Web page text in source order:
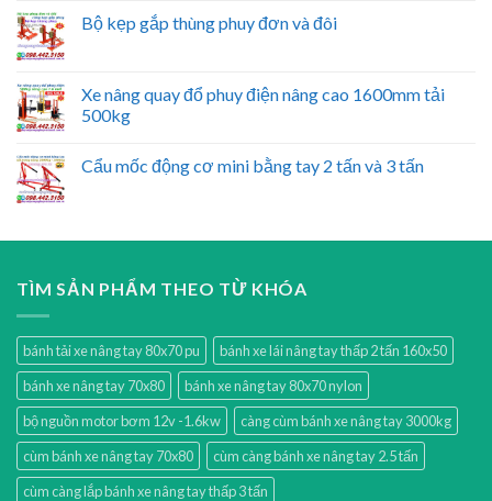
Bộ kẹp gắp thùng phuy đơn và đôi
Xe nâng quay đổ phuy điện nâng cao 1600mm tải
500kg
Cẩu mốc động cơ mini bằng tay 2 tấn và 3 tấn
TÌM SẢN PHẨM THEO TỪ KHÓA
bánh tải xe nâng tay 80x70 pu
bánh xe lái nâng tay thấp 2 tấn 160x50
bánh xe nâng tay 70x80
bánh xe nâng tay 80x70 nylon
bộ nguồn motor bơm 12v -1.6kw
càng cùm bánh xe nâng tay 3000kg
cùm bánh xe nâng tay 70x80
cùm càng bánh xe nâng tay 2.5 tấn
cùm càng lắp bánh xe nâng tay thấp 3 tấn